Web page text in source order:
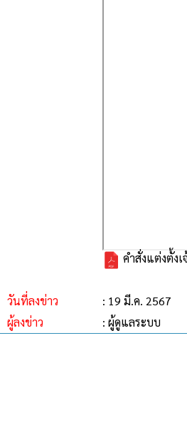
คำสั่งแต่งตั้ง
วันที่ลงข่าว
: 19 มี.ค. 2567
ผู้ลงข่าว
: ผู้ดูแลระบบ